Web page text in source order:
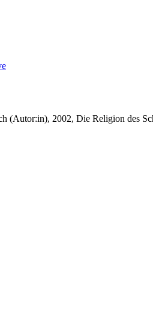
(Autor:in), 2002, Die Religion des